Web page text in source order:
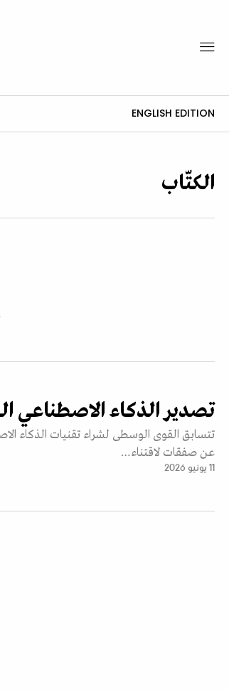
ENGLISH EDITION
الكتّاب
تصدير الذكاء الاصطناعي
تتسابق القوى الوسطى لشراء تقنيات الذكاء
عن صفقات لاقتناء…
11 يونيو 2026